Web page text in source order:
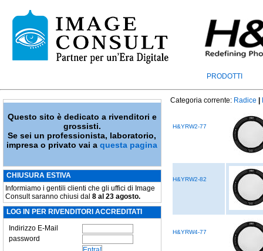
PRODOTTI
Questo sito è dedicato a rivenditori e
grossisti.
Se sei un professionista, laboratorio,
impresa o privato vai aquesta pagina
CHIUSURA ESTIVA
Informiamo i gentili clienti che gli uffici di Image
Consult saranno chiusi dal 8 al 23 agosto.
LOG IN PER RIVENDITORI ACCREDITATI
Indirizzo E-Mail
password
Categoria corrente: Radice
H&YRW2-77
H&YRW2-82
H&YRW4-77